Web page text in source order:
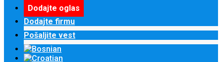
Dodajte oglas
Dodajte firmu
Pošaljite vest